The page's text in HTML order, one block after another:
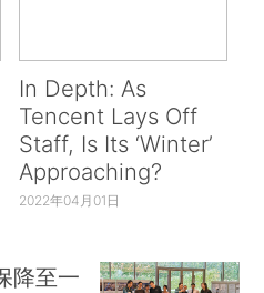
In Depth: As
Tencent Lays Off
Staff, Is Its ‘Winter’
Approaching?
2022年04月01日
降至一